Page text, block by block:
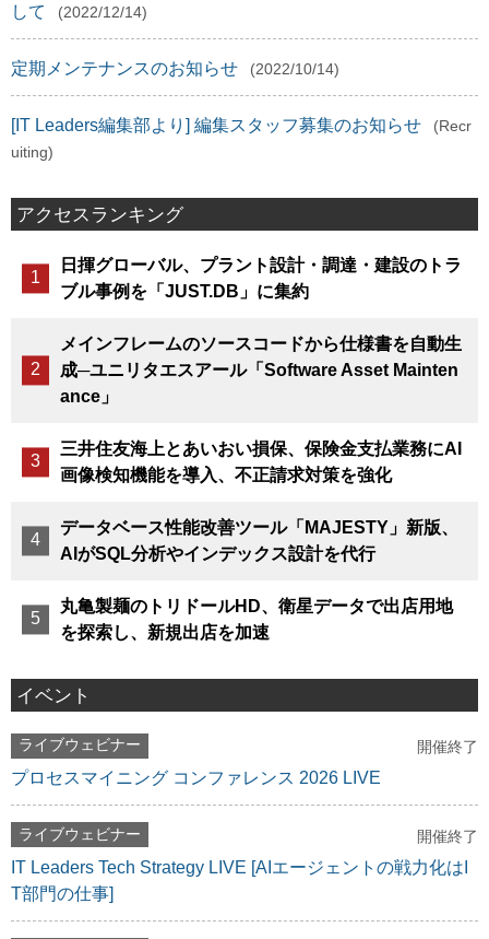
して
(2022/12/14)
定期メンテナンスのお知らせ (2022/10/14)
[IT Leaders編集部より] 編集スタッフ募集のお知らせ
(Recr
uiting)
アクセスランキング
日揮グローバル、プラント設計・調達・建設のトラ
ブル事例を「JUST.DB」に集約
メインフレームのソースコードから仕様書を自動生
成─ユニリタエスアール「Software Asset Mainten
ance」
三井住友海上とあいおい損保、保険金支払業務にAI
画像検知機能を導入、不正請求対策を強化
データベース性能改善ツール「MAJESTY」新版、
AIがSQL分析やインデックス設計を代行
丸亀製麺のトリドールHD、衛星データで出店用地
を探索し、新規出店を加速
イベント
ライブウェビナー 開催終了
プロセスマイニング コンファレンス 2026 LIVE
ライブウェビナー 開催終了
IT Leaders Tech Strategy LIVE [AIエージェントの戦力化はI
T部門の仕事]